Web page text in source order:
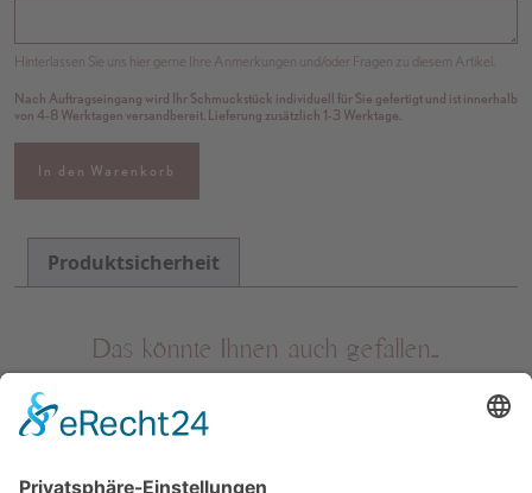
Hinterlassen Sie uns hier gerne Ihre Anmerkungen und/oder Fragen zu diesem Artikel.
Nach Auftragseingang wird Ihr Schmuckstück individuell für Sie gefertigt und ist innerhalb
von 4-8 Werktagen versandbereit. Lieferung zusätzlich 1-3 Werktage.
In den Warenkorb
Produktsicherheit
Das könnte Ihnen auch gefallen…